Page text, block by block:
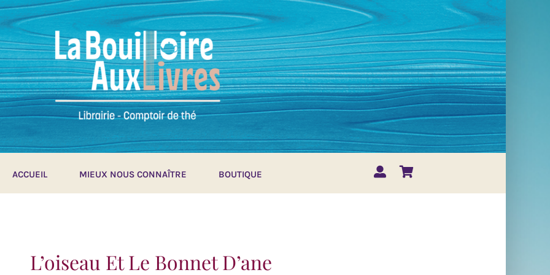
ACCUEIL MIEUX NOUS CONNAÎTRE BOUTIQUE
L’oiseau Et Le Bonnet D’ane